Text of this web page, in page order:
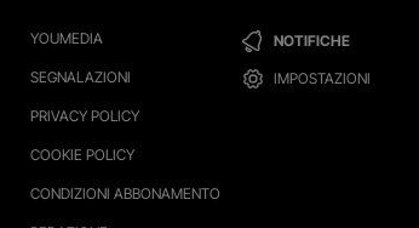
YOUMEDIA
SEGNALAZIONI
PRIVACY POLICY
COOKIE POLICY
CONDIZIONI ABBONAMENTO
NOTIFICHE
IMPOSTAZIONI